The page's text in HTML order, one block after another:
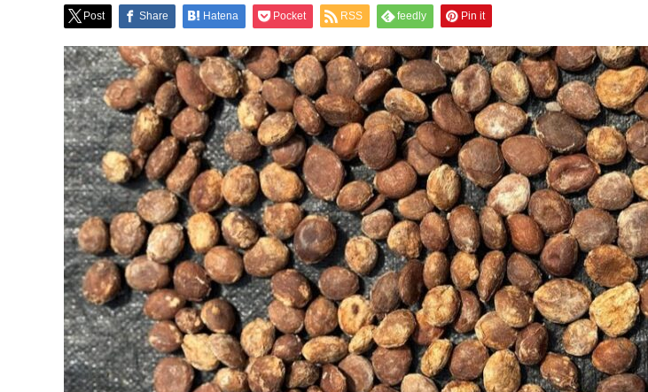
Post Share Hatena Pocket RSS feedly Pin it